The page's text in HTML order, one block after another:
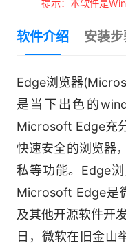
提示：本软件是
软件介绍 安装
Edge浏览器
是当下出色的
Microsoft Edge充
快速安全的浏览器
私等功能。Edge
Microsoft Edge是
及其他开源软件开
日，微软在旧金山